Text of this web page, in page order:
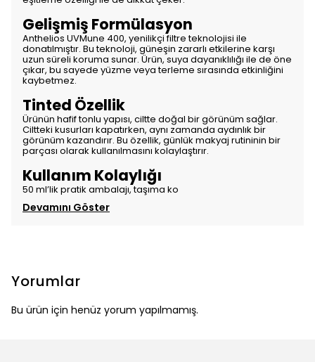
Gelişmiş Formülasyon
Anthelios UVMune 400, yenilikçi filtre teknolojisi ile
donatılmıştır. Bu teknoloji, güneşin zararlı etkilerine karşı
uzun süreli koruma sunar. Ürün, suya dayanıklılığı ile de öne
çıkar, bu sayede yüzme veya terleme sırasında etkinliğini
kaybetmez.
Tinted Özellik
Ürünün hafif tonlu yapısı, ciltte doğal bir görünüm sağlar.
Ciltteki kusurları kapatırken, aynı zamanda aydınlık bir
görünüm kazandırır. Bu özellik, günlük makyaj rutininin bir
parçası olarak kullanılmasını kolaylaştırır.
Kullanım Kolaylığı
50 ml’lik pratik ambalajı, taşıma ko
Devamını Göster
Yorumlar
Bu ürün için henüz yorum yapılmamış.